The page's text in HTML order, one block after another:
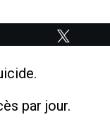
par jour.